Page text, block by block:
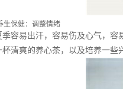
生保健：调整情绪
季容易出汗，容易伤及心气，容
杯清爽的养心茶，以及培养一些